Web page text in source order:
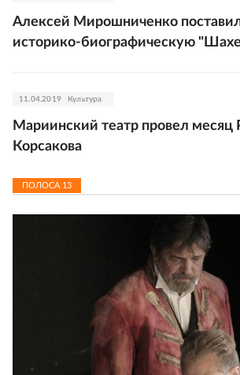
Алексей Мирошниченко
историко-биографическую
11.04.2019 Культура
Мариинский театр провел месяц
Корсакова
ПОЛОСА 13